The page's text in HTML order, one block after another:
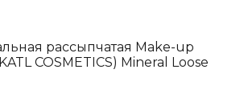
рассыпчатая Make-up
COSMETICS) Mineral Loose